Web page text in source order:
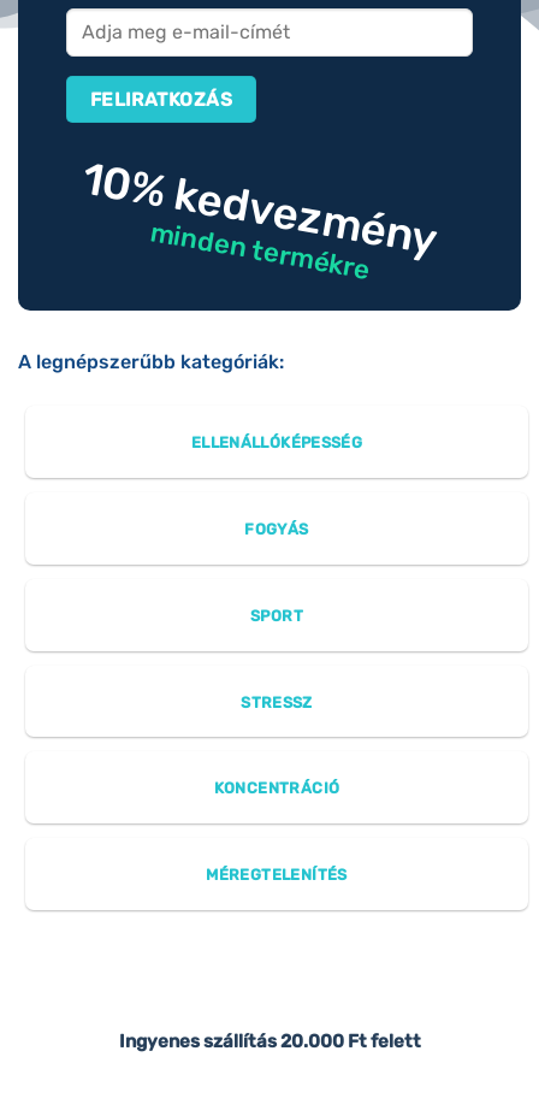
10% kedvezmény
minden termékre
A legnépszerűbb kategóriák:
ELLENÁLLÓKÉPESSÉG
FOGYÁS
SPORT
STRESSZ
KONCENTRÁCIÓ
MÉREGTELENÍTÉS
Ingyenes szállítás20.000 Ft felett